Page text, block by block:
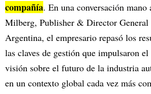
compañía. En una conversación
Milberg, Publisher & Director General
Argentina, el empresario repasó los
las claves de gestión que impulsaron
visión sobre el futuro de la industria
en un contexto global cada vez más